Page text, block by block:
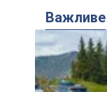
Важливе